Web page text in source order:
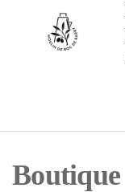
Boutique